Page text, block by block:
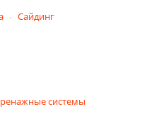
Сайдинг
системы